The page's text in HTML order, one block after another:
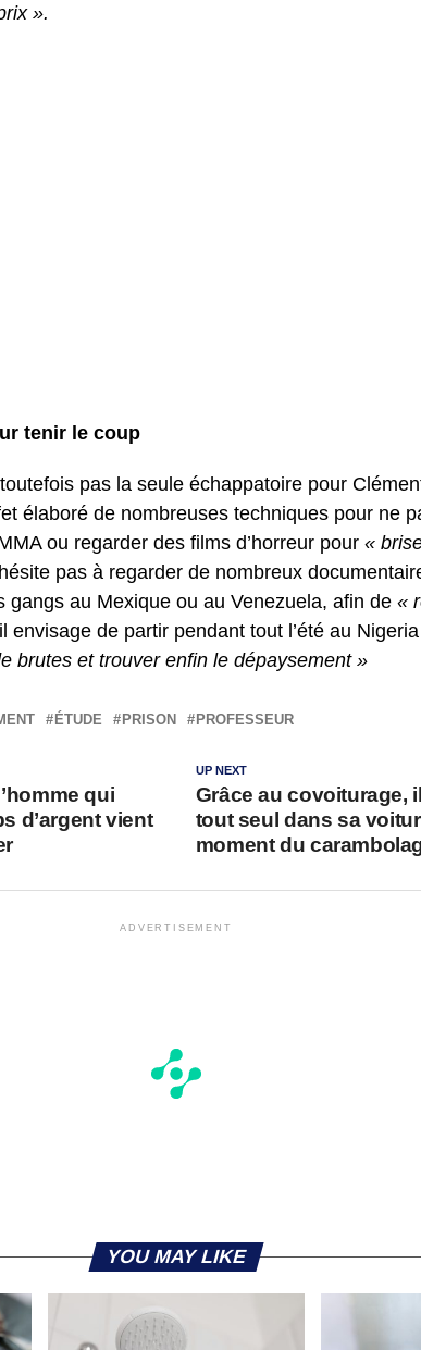
».
tenir le coup
pas la seule échappatoire pour
élaboré de nombreuses techniques pour ne
ou regarder des films d’horreur pour «
pas à regarder de nombreux
gangs au Mexique ou au Venezuela, afin de «
envisage de partir pendant tout l’été au
brutes et trouver enfin le dépaysement »
ÉTUDE PRISON PROFESSEUR
UP NEXT
Grâce au covoiturage,
tout seul dans sa
moment du
qui
d’argent vient
ADVERTISEMENT
YOU MAY LIKE